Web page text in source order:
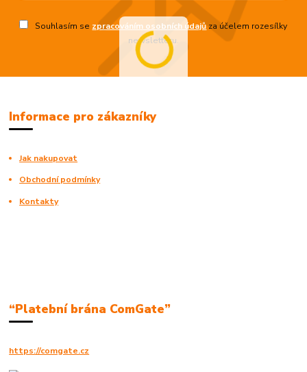
Souhlasím se zpracováním osobních údajůza účelem rozesílky
newsletteru.
Informace pro zákazníky
Jak nakupovat
Obchodní podmínky
Kontakty
“Platební brána ComGate”
https://comgate.cz